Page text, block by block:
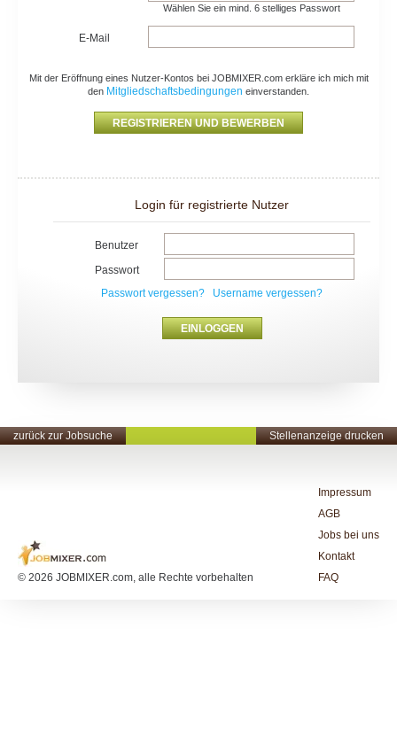
Wählen Sie ein mind. 6 stelliges Passwort
E-Mail
Mit der Eröffnung eines Nutzer-Kontos bei JOBMIXER.com erkläre ich mich mit
den Mitgliedschaftsbedingungen einverstanden.
Login für registrierte Nutzer
Benutzer
Passwort
Passwort vergessen?
Username vergessen?
zurück zur Jobsuche Stellenanzeige drucken
© 2026 JOBMIXER.com, alle Rechte vorbehalten
Impressum
AGB
Jobs bei uns
Kontakt
FAQ